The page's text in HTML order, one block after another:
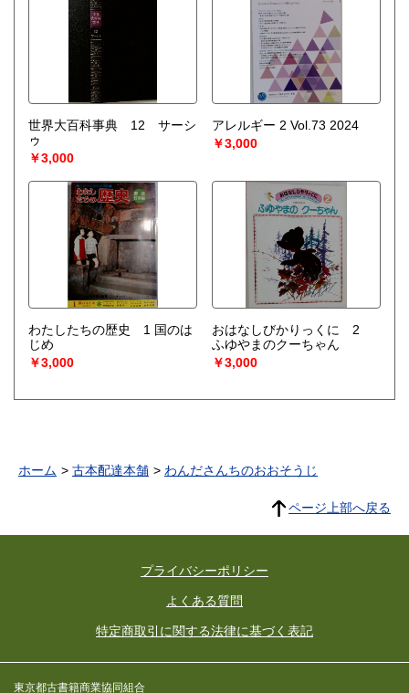
世界大百科事典 12 サーシ
ゥ
￥3,000
アレルギー 2 Vol.73 2024
￥3,000
わたしたちの歴史 1 国のは
じめ
￥3,000
おはなしびかりっくに 2
ふゆやまのクーちゃん
￥3,000
ホーム 古本配達本舗 わんださんちのおおそうじ
ページ上部へ戻る
プライバシーポリシー
よくある質問
特定商取引に関する法律に基づく表記
東京都古書籍商業協同組合